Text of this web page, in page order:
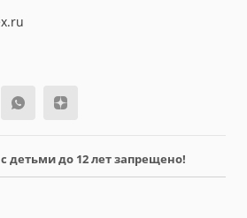
детьми до 12 лет запрещено!